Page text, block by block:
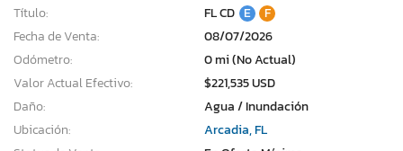
Título:
FL CD E
F
Fecha de Venta:
08/07/2026
Odómetro:
0 mi (No Actual)
Valor Actual Efectivo:
$221,535 USD
Daño:
Agua / Inundación
Ubicación:
Arcadia, FL